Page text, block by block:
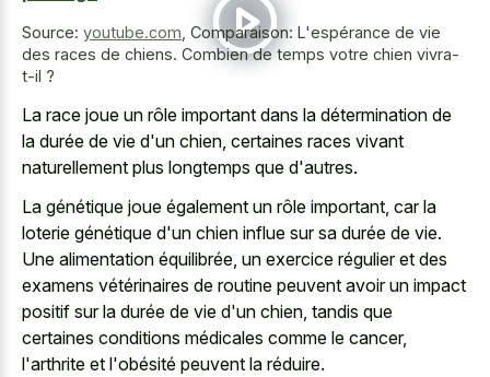
Source: youtube.com Comparaison: L'espérance de vie
des races de chiens. Combien de temps votre chien vivra-
t-il ?
La race joue un rôle important dans la détermination de
la durée de vie d'un chien, certaines races vivant
naturellement plus longtemps que d'autres.
La génétique joue également un rôle important, car la
loterie génétique d'un chien influe sur sa durée de vie.
Une alimentation équilibrée, un exercice régulier et des
examens vétérinaires de routine peuvent avoir un impact
positif sur la durée de vie d'un chien, tandis que
certaines conditions médicales comme le cancer,
l'arthrite et l'obésité peuvent la réduire.